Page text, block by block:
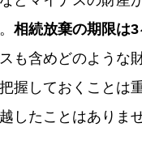
相続放棄の期限は3
も含めどのような
握しておくことは
したことはありませ